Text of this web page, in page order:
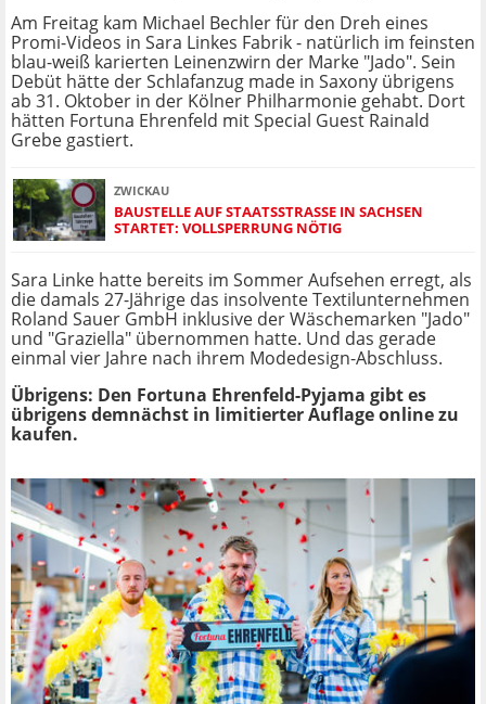
Am Freitag kam Michael Bechler für den Dreh eines
Promi-Videos in Sara Linkes Fabrik - natürlich im feinsten
blau-weiß karierten Leinenzwirn der Marke "Jado". Sein
Debüt hätte der Schlafanzug made in Saxony übrigens
ab 31. Oktober in der Kölner Philharmonie gehabt. Dort
hätten Fortuna Ehrenfeld mit Special Guest Rainald
Grebe gastiert.
ZWICKAU
BAUSTELLE AUF STAATSSTRASSE IN SACHSEN S
TARTET: VOLLSPERRUNG NÖTIG
Sara Linke hatte bereits im Sommer Aufsehen erregt, als
die damals 27-Jährige das insolvente Textilunternehmen
Roland Sauer GmbH inklusive der Wäschemarken "Jado"
und "Graziella" übernommen hatte. Und das gerade
einmal vier Jahre nach ihrem Modedesign-Abschluss.
Übrigens: Den Fortuna Ehrenfeld-Pyjama gibt es
übrigens demnächst in limitierter Auflage online zu
kaufen.